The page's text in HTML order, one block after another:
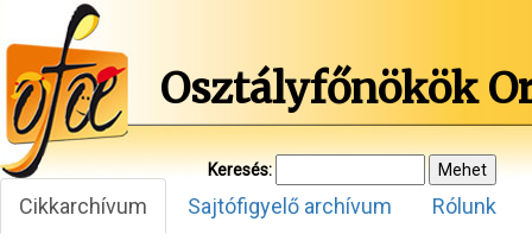
Osztályfőnökök
Keresés:
Cikkarchívum Sajtófigyelő archívum Rólunk